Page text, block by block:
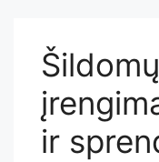
ir